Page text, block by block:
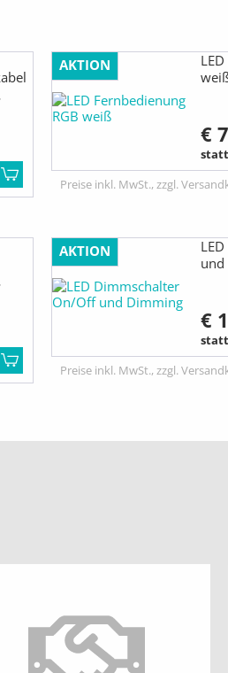
AKTION
€
statt
Preise inkl. MwSt., zzgl.
AKTION
€
statt
Preise inkl. MwSt., zzgl.